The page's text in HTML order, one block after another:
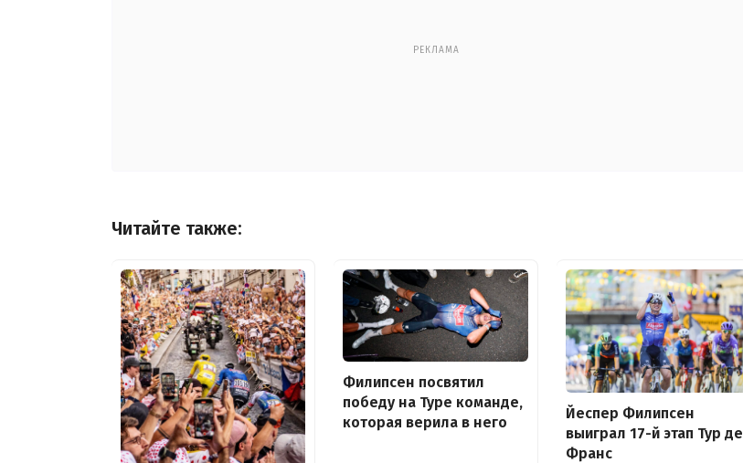
РЕКЛАМА
Читайте также:
Филипсен посвятил
победу на Туре команде,
которая верила в него
Йеспер Филипсен
выиграл 17-й этап Тур де
Франс